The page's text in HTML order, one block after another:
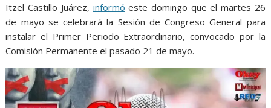
Itzel Castillo Juárez, informó este domingo que el martes 26
de mayo se celebrará la Sesión de Congreso General para
instalar el Primer Periodo Extraordinario, convocado por la
Comisión Permanente el pasado 21 de mayo.